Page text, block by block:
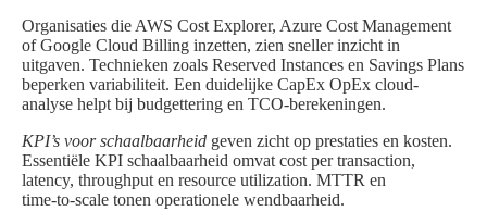
Organisaties die AWS Cost Explorer, Azure Cost Management
of Google Cloud Billing inzetten, zien sneller inzicht in
uitgaven. Technieken zoals Reserved Instances en Savings Plans
beperken variabiliteit. Een duidelijke CapEx OpEx cloud-
analyse helpt bij budgettering en TCO-berekeningen.
KPI’s voor schaalbaarheid geven zicht op prestaties en kosten.
Essentiële KPI schaalbaarheid omvat cost per transaction,
latency, throughput en resource utilization. MTTR en
time‑to‑scale tonen operationele wendbaarheid.